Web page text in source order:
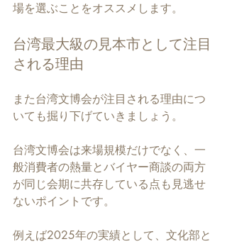
場を選ぶことをオススメします。
台湾最大級の見本市として注目
される理由
また台湾文博会が注目される理由につ
いても掘り下げていきましょう。
台湾文博会は来場規模だけでなく、一
般消費者の熱量とバイヤー商談の両方
が同じ会期に共存している点も見逃せ
ないポイントです。
例えば2025年の実績として、文化部と